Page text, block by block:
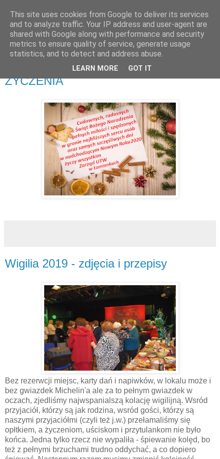
UTW Łomianki
ŻYCZENIA
Wigilia 2019 - zdjęcia i przepisy
Bez rezerwcji miejsc, karty dań i napiwków, w lokalu może i
bez gwiazdek Michelin'a ale za to pełnym gwiazdek w
oczach, zjedliśmy najwspanialszą kolację wigilijną. Wsród
przyjaciół, którzy są jak rodzina, wsród gości, którzy są
naszymi przyjaciółmi (czyli też j.w.) przełamaliśmy się
opłtkiem, a życzeniom, uściskom i przytulankom nie było
końca. Jedna tylko rzecz nie wypaliła - śpiewanie kolęd, bo
też z pełnymi brzuchami trudno oddychać, a co dopiero
This site uses cookies from Google to deliver its services
and to analyze traffic. Your IP address and user-agent are
shared with Google along with performance and security
metrics to ensure quality of service, generate usage
statistics, and to detect and address abuse.
LEARN MORE GOT IT